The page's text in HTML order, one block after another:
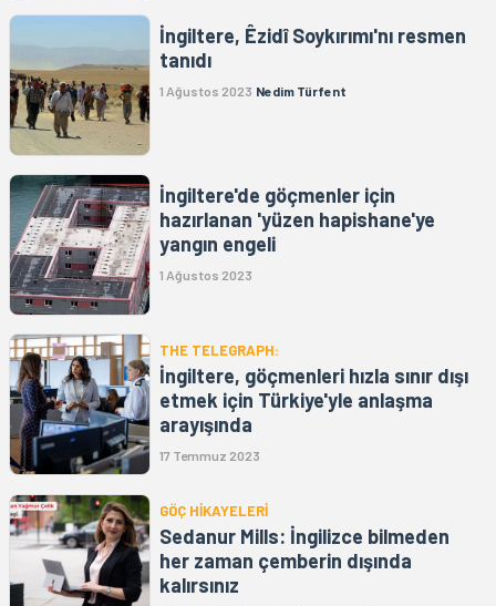
İngiltere, Êzidî Soykırımı'nı resmen
tanıdı
1 Ağustos 2023 Nedim Türfent
İngiltere'de göçmenler için
hazırlanan 'yüzen hapishane'ye
yangın engeli
1 Ağustos 2023
THE TELEGRAPH:
İngiltere, göçmenleri hızla sınır dışı
etmek için Türkiye'yle anlaşma
arayışında
17 Temmuz 2023
GÖÇ HİKAYELERİ
Sedanur Mills: İngilizce bilmeden
her zaman çemberin dışında
kalırsınız